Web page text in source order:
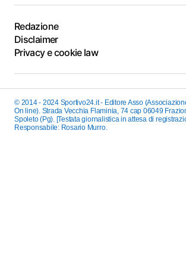
Redazione
Disclaimer
Privacy e cookie law
© 2014 - 2024 Sportivo24.it - Editore Asso
On line). Strada Vecchia Flaminia, 74 cap 06049
Spoleto (Pg). [Testata giornalistica in attesa di
Responsabile: Rosario Murro.